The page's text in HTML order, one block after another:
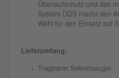
Überlaufschutz und das
System DDS macht den
Wahl für den Einsatz auf
Lieferumfang:
Tragbarer Sekretsauger